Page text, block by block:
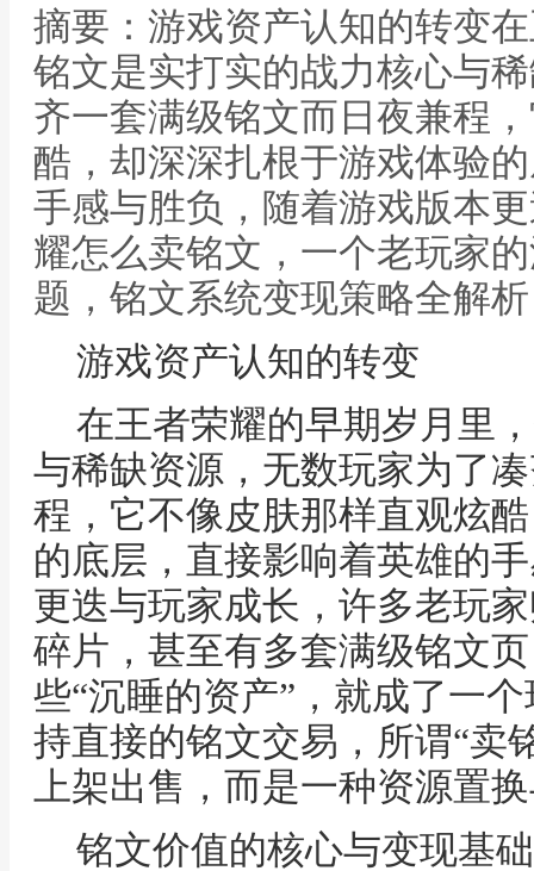
摘要：游戏资产认知的转变
铭文是实打实的战力核心与
齐一套满级铭文而日夜兼程
酷，却深深扎根于游戏体验
手感与胜负，随着游戏版本
耀怎么卖铭文，一个老玩家
题，铭文系统变现策略全解析
游戏资产认知的转变
在王者荣耀的早期岁月里
与稀缺资源，无数玩家为了
程，它不像皮肤那样直观炫
的底层，直接影响着英雄的
更迭与玩家成长，许多老玩
碎片，甚至有多套满级铭文
些“沉睡的资产”，就成了一
持直接的铭文交易，所谓“卖
上架出售，而是一种资源置
铭文价值的核心与变现基础